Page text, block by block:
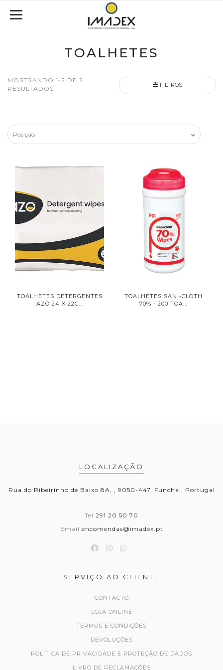
TOALHETES
MOSTRANDO 1-2 DE 2
RESULTADOS
FILTROS
TOALHETES DETERGENTES
AZO 24 X 22C...
TOALHETES SANI-CLOTH
70% - 200 TOA...
LOCALIZAÇÃO
Rua do Ribeirinho de Baixo 8A, , 9050-447, Funchal, Portugal
Tel 291 20 50 70
Email encomendas@imadex.pt
SERVIÇO AO CLIENTE
CONTACTO
LOJA ONLINE
TERMOS E CONDIÇÕES
DEVOLUÇÕES
POLÍTICA DE PRIVACIDADE E PROTEÇÃO DE DADOS
LIVRO DE RECLAMAÇÕES